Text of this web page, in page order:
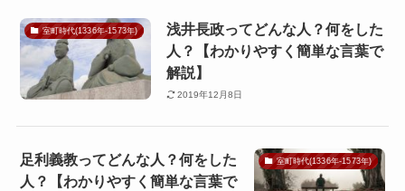
室町時代(1336年-1573年)
浅井長政ってどんな人？何をした
人？【わかりやすく簡単な言葉で
解説】
2019年12月8日
室町時代(1336年-1573年)
足利義教ってどんな人？何をした
人？【わかりやすく簡単な言葉で